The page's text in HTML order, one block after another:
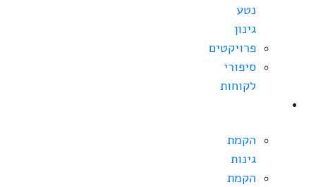
נטע
גינון
פרויקטים
סיפורי
לקוחות
הקמת
גינות
הקמת